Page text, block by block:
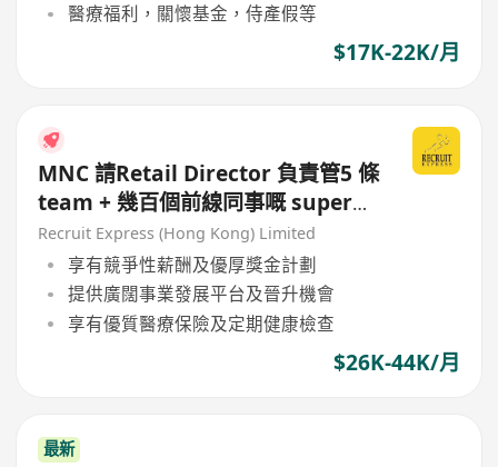
醫療福利，關懷基金，侍產假等
$17K-22K/月
MNC 請Retail Director 負責管5 條
team + 幾百個前線同事嘅 super
senior!!!
Recruit Express (Hong Kong) Limited
享有競爭性薪酬及優厚獎金計劃
提供廣闊事業發展平台及晉升機會
享有優質醫療保險及定期健康檢查
$26K-44K/月
最新